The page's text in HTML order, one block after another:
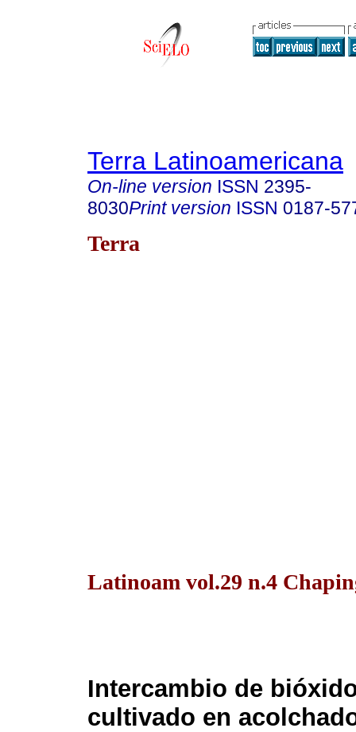
Terra Latinoamericana
On-line version ISSN 2395-
8030Print version ISSN 0187-
Terra
Latinoam vol.29 n.4
Intercambio de
cultivado en